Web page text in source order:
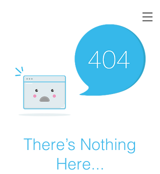
There’s Nothing
Here...